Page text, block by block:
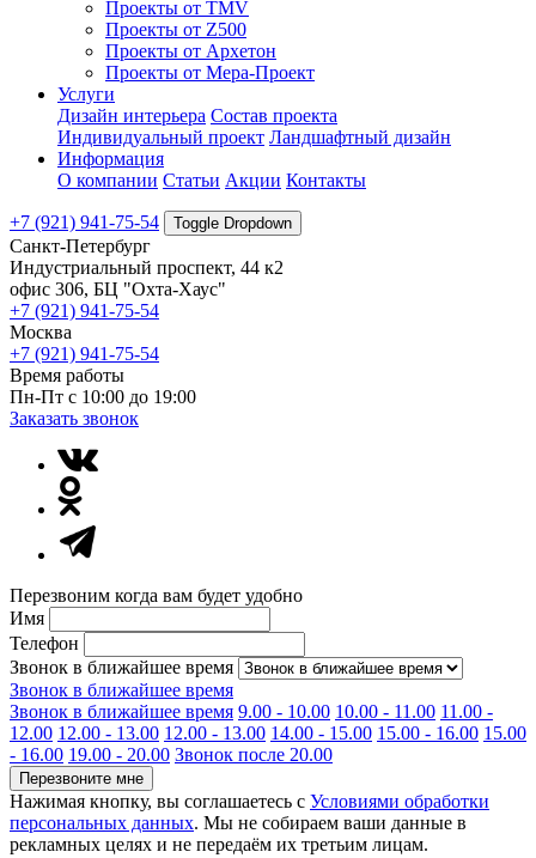
Проекты от TMV
Проекты от Z500
Проекты от Архетон
Проекты от Мера-Проект
Услуги
Дизайн интерьера Состав проекта
Индивидуальный проект Ландшафтный дизайн
Информация
О компании Статьи Акции Контакты
+7 (921) 941-75-54 Toggle Dropdown
Санкт-Петербург
Индустриальный проспект, 44 к2
офис 306, БЦ "Охта-Хаус"
+7 (921) 941-75-54
Москва
+7 (921) 941-75-54
Время работы
Пн-Пт с 10:00 до 19:00
Заказать звонок
Перезвоним когда вам будет удобно
Имя
Телефон
Звонок в ближайшее время
Звонок в ближайшее время
Звонок в ближайшее время 9.00 - 10.00 10.00 - 11.00 11.00 -
12.00 12.00 - 13.00 12.00 - 13.00 14.00 - 15.00 15.00 - 16.00 15.00
- 16.00 19.00 - 20.00 Звонок после 20.00
Перезвоните мне
Нажимая кнопку, вы соглашаетесь с Условиями обработки
персональных данных. Мы не собираем ваши данные в
рекламных целях и не передаём их третьим лицам.